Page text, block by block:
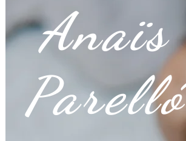
Anaïs
Parelló